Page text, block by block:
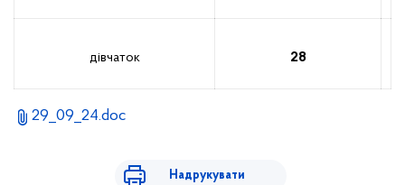
дівчаток 28
29_09_24.doc
Надрукувати